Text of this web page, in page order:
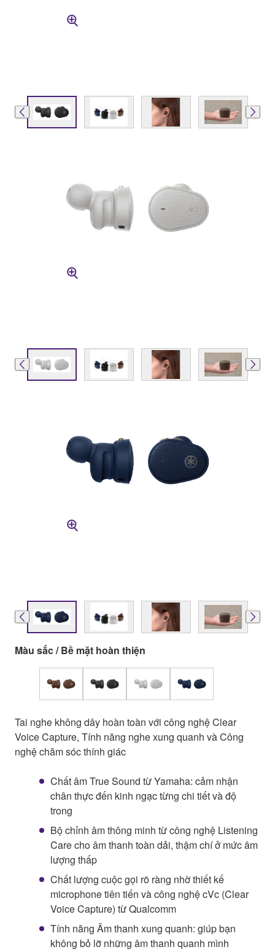
Màu sắc / Bề mặt hoàn thiện
Tai nghe không dây hoàn toàn với công nghệ Clear
Voice Capture, Tính năng nghe xung quanh và Công
nghệ chăm sóc thính giác
Chất âm True Sound từ Yamaha: cảm nhận
chân thực đến kinh ngạc từng chi tiết và độ
trong
Bộ chỉnh âm thông minh từ công nghệ Listening
Care cho âm thanh toàn dải, thậm chí ở mức âm
lượng thấp
Chất lượng cuộc gọi rõ ràng nhờ thiết kế
microphone tiên tiến và công nghệ cVc (Clear
Voice Capture) từ Qualcomm
Tính năng Âm thanh xung quanh: giúp bạn
không bỏ lỡ những âm thanh quanh mình